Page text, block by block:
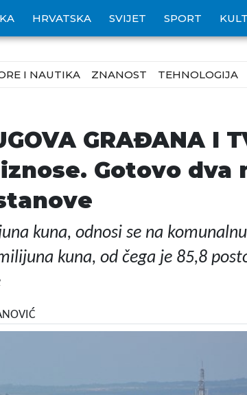
HRVATSKA SVIJET SPORT
I NAUTIKA ZNANOST TEHNOLOGIJA
GRAĐANA I
Gotovo
kuna, odnosi se na
kuna, od čega je 85,8